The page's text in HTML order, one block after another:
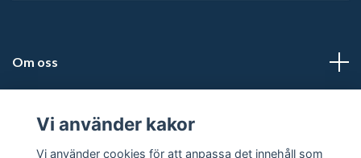
Om oss
Läs mer
Vi använder kakor
Vi använder cookies för att anpassa det innehåll som